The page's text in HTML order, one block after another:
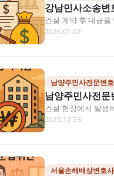
강남민사소송
건설 계약 후 대금
드립니다. 목차 강남
2026.01.07
남양주민사전문변
남양주민사전
건설 현장에서 발생
옵니다. 남양주 지역
2025.12.23
서울손해배상변호사